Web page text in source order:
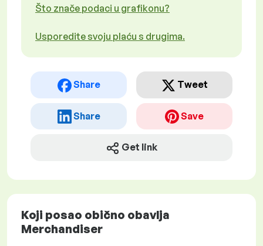
Što znače podaci u grafikonu?
Usporedite svoju plaću s drugima.
Share Tweet
Share Save
Get link
Koji posao obično obavlja
Merchandiser